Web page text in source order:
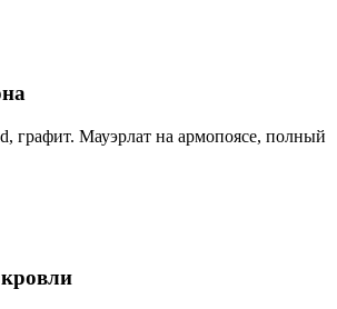
графит. Мауэрлат на армопоясе, полный